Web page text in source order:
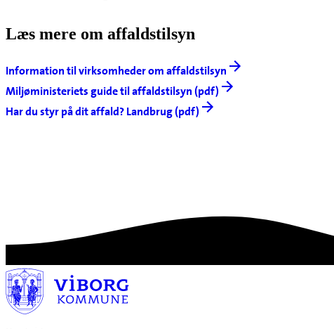
Læs mere om affaldstilsyn
Information til virksomheder om affaldstilsyn
Miljøministeriets guide til affaldstilsyn (pdf)
Har du styr på dit affald? Landbrug (pdf)